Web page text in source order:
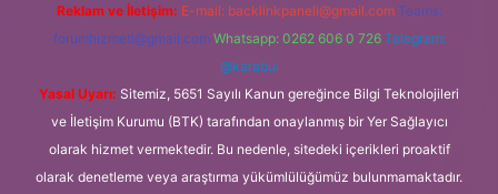
Reklam ve İletişim: E-mail: backlinkpaneli@gmail.com Teams:
forumhizmeti@gmail.com Whatsapp: 0262 606 0 726 Telegram:
@karabul
Yasal Uyarı: Sitemiz, 5651 Sayılı Kanun gereğince Bilgi Teknolojileri
ve İletişim Kurumu (BTK) tarafından onaylanmış bir Yer Sağlayıcı
olarak hizmet vermektedir. Bu nedenle, sitedeki içerikleri proaktif
olarak denetleme veya araştırma yükümlülüğümüz bulunmamaktadır.